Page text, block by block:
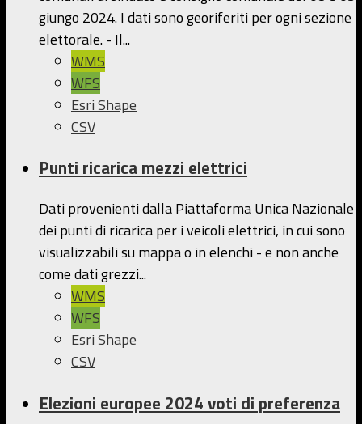
giungo 2024. I dati sono georiferiti per ogni sezione
elettorale. - Il...
WMS
WFS
Esri Shape
CSV
Punti ricarica mezzi elettrici
Dati provenienti dalla Piattaforma Unica Nazionale
dei punti di ricarica per i veicoli elettrici, in cui sono
visualizzabili su mappa o in elenchi - e non anche
come dati grezzi...
WMS
WFS
Esri Shape
CSV
Elezioni europee 2024 voti di preferenza